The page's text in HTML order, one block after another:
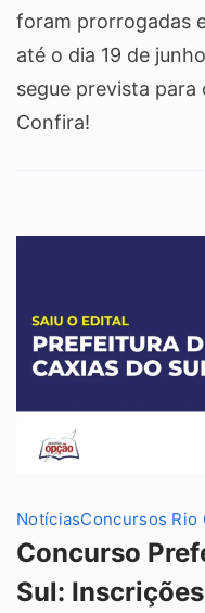
foram prorrogadas
até o dia 19 de
segue prevista
Confira!
NotíciasConcursos Rio
Concurso
Sul: